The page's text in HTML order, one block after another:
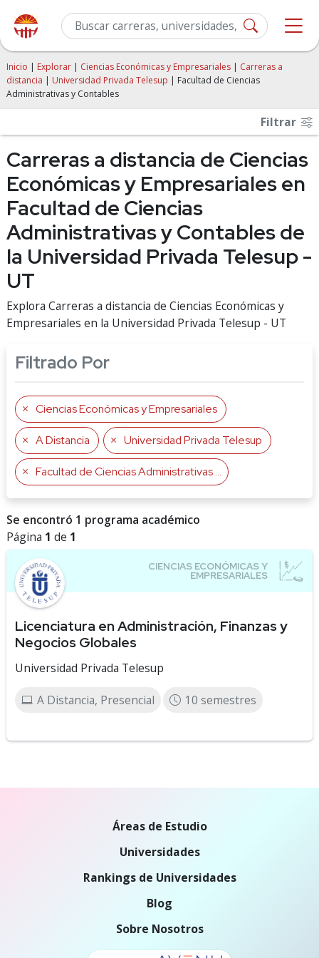
Inicio | Explorar | Ciencias Económicas y Empresariales | Carreras a
distancia | Universidad Privada Telesup | Facultad de Ciencias
Administrativas y Contables
Filtrar
Carreras a distancia de Ciencias
Económicas y Empresariales en
Facultad de Ciencias
Administrativas y Contables de
la Universidad Privada Telesup -
UT
Explora Carreras a distancia de Ciencias Económicas y
Empresariales en la Universidad Privada Telesup - UT
Filtrado Por
Ciencias Económicas y Empresariales
A Distancia Universidad Privada Telesup
Facultad de Ciencias Administrativas y Contables
Se encontró 1 programa académico
Página 1 de 1
Licenciatura en Administración, Finanzas y
Negocios Globales
Universidad Privada Telesup
A Distancia, Presencial 10 semestres
Áreas de Estudio
Universidades
Rankings de Universidades
Blog
Sobre Nosotros